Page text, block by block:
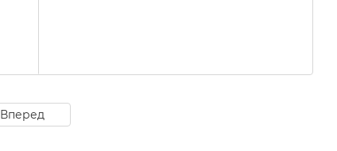
Вперед